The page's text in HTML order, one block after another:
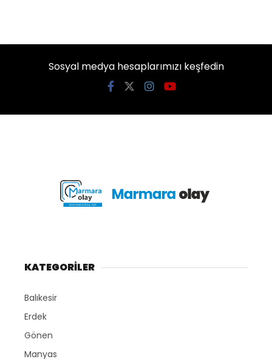
Sosyal medya hesaplarımızı keşfedin
KATEGORİLER
Balıkesir
Erdek
Gönen
Manyas